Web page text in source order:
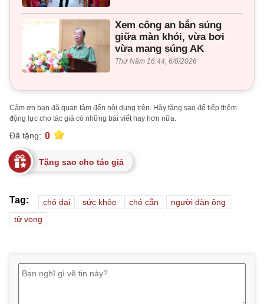
Xem công an bắn súng
giữa màn khói, vừa bơi
vừa mang súng AK
Thứ Năm 16:44, 6/8/2026
Cảm ơn bạn đã quan tâm đến nội dung trên. Hãy tặng sao để tiếp thêm
động lực cho tác giả có những bài viết hay hơn nữa.
Đã tặng: 0
Tặng sao cho tác giả
Tag: chó dại sức khỏe chó cắn
người đàn ông
tử vong